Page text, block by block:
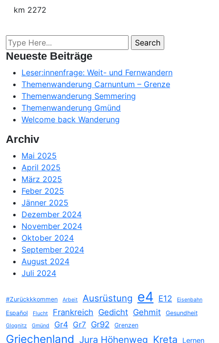
km 2272
Neueste Beiträge
Leser:innenfrage: Weit- und Fernwandern
Themenwanderung Carnuntum – Grenze
Themenwanderung Semmering
Themenwanderung Gmünd
Welcome back Wanderung
Archiv
Mai 2025
April 2025
März 2025
Feber 2025
Jänner 2025
Dezember 2024
November 2024
Oktober 2024
September 2024
August 2024
Juli 2024
#Zurückkkommen Arbeit Ausrüstung e4 E12 Eisenbahn
Español Flucht Frankreich Gedicht Gehmit Gesundheit
Glognitz Gmünd Gr4 Gr7 Gr92 Grenzen
Griechenland Jura Höhenweg Kreta Lernen